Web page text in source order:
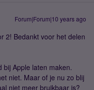
Forum|Forum|10 years ago
2! Bedankt voor het delen
bij Apple laten maken.
niet. Maar of je nu zo blij
niet meer bruikbaar is?